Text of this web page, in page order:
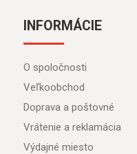
INFORMÁCIE
O spoločnosti
Veľkoobchod
Doprava a poštovné
Vrátenie a reklamácia
Výdajné miesto